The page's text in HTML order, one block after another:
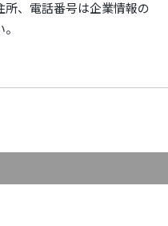
、電話番号は企業情報の